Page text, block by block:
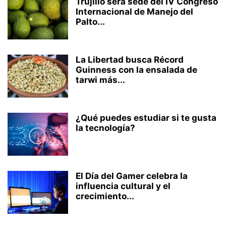
Internacional de Manejo del
Palto...
La Libertad busca Récord
Guinness con la ensalada de
tarwi más...
¿Qué puedes estudiar si te gusta
la tecnología?
El Día del Gamer celebra la
influencia cultural y el
crecimiento...